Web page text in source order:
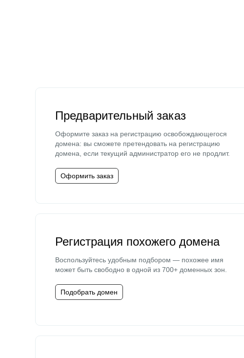
Предварительный заказ
Оформите заказ на регистрацию освобождающегося
домена: вы сможете претендовать на регистрацию
домена, если текущий администратор его не продлит.
Оформить заказ
Регистрация похожего домена
Воспользуйтесь удобным подбором — похожее имя
может быть свободно в одной из 700+ доменных зон.
Подобрать домен